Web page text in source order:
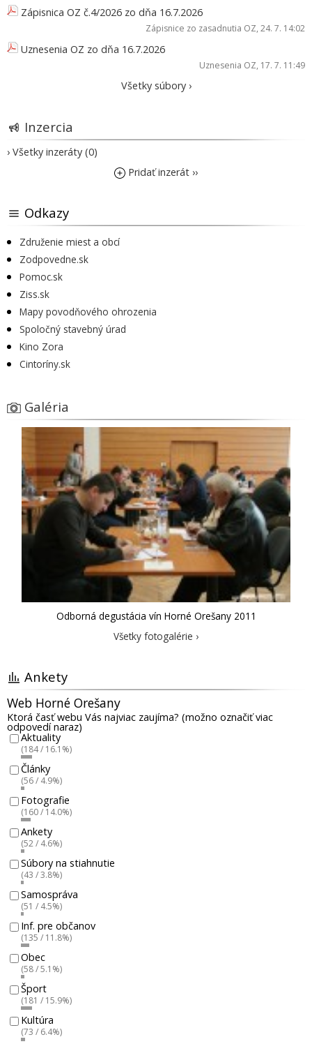
Zápisnica OZ č.4/2026 zo dňa 16.7.2026
Zápisnice zo zasadnutia OZ, 24. 7. 14:02
Uznesenia OZ zo dňa 16.7.2026
Uznesenia OZ, 17. 7. 11:49
Všetky súbory ›
Inzercia
› Všetky inzeráty (0)
Pridať inzerát ››
Odkazy
Združenie miest a obcí
Zodpovedne.sk
Pomoc.sk
Ziss.sk
Mapy povodňového ohrozenia
Spoločný stavebný úrad
Kino Zora
Cintoríny.sk
Galéria
Odborná degustácia vín Horné Orešany 2011
Všetky fotogalérie ›
Ankety
Web Horné Orešany
Ktorá časť webu Vás najviac zaujíma? (možno označiť viac
odpovedí naraz)
Aktuality
(184 / 16.1%)
Články
(56 / 4.9%)
Fotografie
(160 / 14.0%)
Ankety
(52 / 4.6%)
Súbory na stiahnutie
(43 / 3.8%)
Samospráva
(51 / 4.5%)
Inf. pre občanov
(135 / 11.8%)
Obec
(58 / 5.1%)
Šport
(181 / 15.9%)
Kultúra
(73 / 6.4%)